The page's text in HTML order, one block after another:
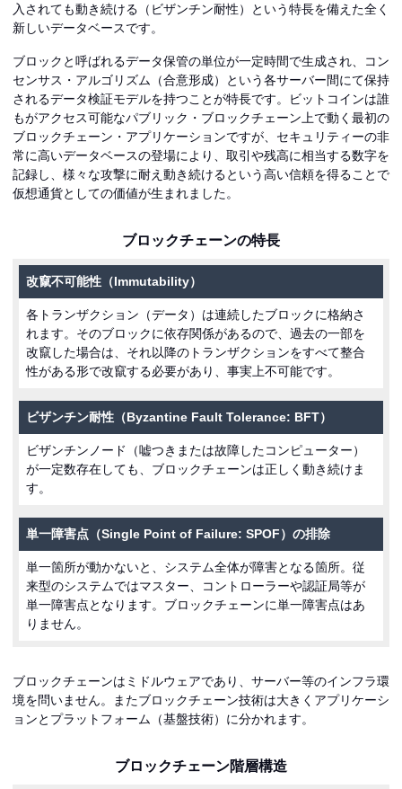
入されても動き続ける（ビザンチン耐性）という特長を備えた全く
新しいデータベースです。
ブロックと呼ばれるデータ保管の単位が一定時間で生成され、コン
センサス・アルゴリズム（合意形成）という各サーバー間にて保持
されるデータ検証モデルを持つことが特長です。ビットコインは誰
もがアクセス可能なパブリック・ブロックチェーン上で動く最初の
ブロックチェーン・アプリケーションですが、セキュリティーの非
常に高いデータベースの登場により、取引や残高に相当する数字を
記録し、様々な攻撃に耐え動き続けるという高い信頼を得ることで
仮想通貨としての価値が生まれました。
ブロックチェーンの特長
改竄不可能性 （Immutability）
各トランザクション（データ）は連続したブロックに格納さ
れます。そのブロックに依存関係があるので、過去の一部を
改竄した場合は、それ以降のトランザクションをすべて整合
性がある形で改竄する必要があり、事実上不可能です。
ビザンチン耐性 （Byzantine Fault Tolerance: BFT）
ビザンチンノード（嘘つきまたは故障したコンピューター）
が一定数存在しても、ブロックチェーンは正しく動き続けま
す。
単一障害点 （Single Point of Failure: SPOF） の排除
単一箇所が動かないと、システム全体が障害となる箇所。従
来型のシステムではマスター、コントローラーや認証局等が
単一障害点となります。ブロックチェーンに単一障害点はあ
りません。
ブロックチェーンはミドルウェアであり、サーバー等のインフラ環
境を問いません。またブロックチェーン技術は大きくアプリケーシ
ョンとプラットフォーム（基盤技術）に分かれます。
ブロックチェーン階層構造